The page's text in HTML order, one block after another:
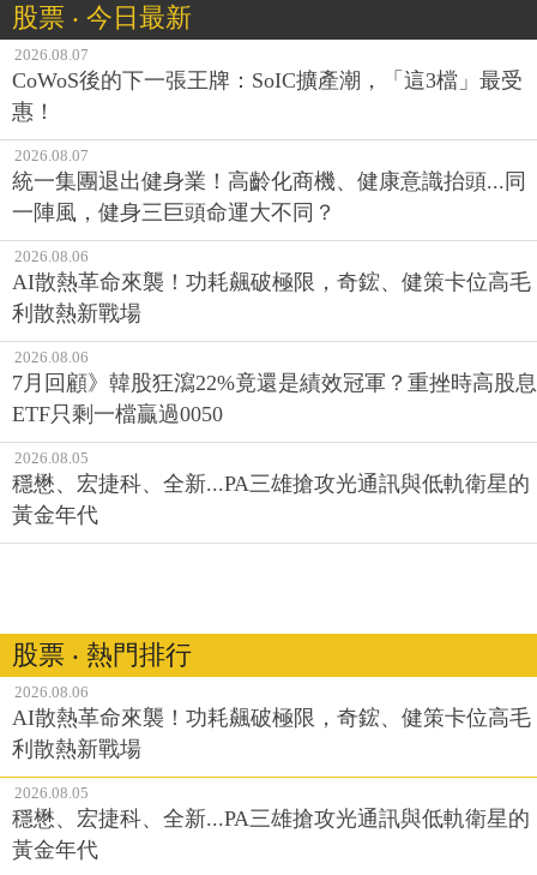
股票 ‧ 今日最新
2026.08.07
CoWoS後的下一張王牌：SoIC擴產潮，「這3檔」最受
惠！
2026.08.07
統一集團退出健身業！高齡化商機、健康意識抬頭...同
一陣風，健身三巨頭命運大不同？
2026.08.06
AI散熱革命來襲！功耗飆破極限，奇鋐、健策卡位高毛
利散熱新戰場
2026.08.06
7月回顧》韓股狂瀉22%竟還是績效冠軍？重挫時高股息
ETF只剩一檔贏過0050
2026.08.05
穩懋、宏捷科、全新...PA三雄搶攻光通訊與低軌衛星的
黃金年代
股票 ‧ 熱門排行
2026.08.06
AI散熱革命來襲！功耗飆破極限，奇鋐、健策卡位高毛
利散熱新戰場
2026.08.05
穩懋、宏捷科、全新...PA三雄搶攻光通訊與低軌衛星的
黃金年代